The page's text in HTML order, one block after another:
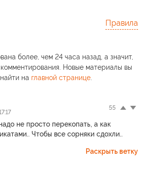
Правила
более, чем 24 часа назад, а значит,
Новые материалы вы
на главной странице.
55
не просто перекопать, а как
Чтобы все сорняки сдохли..
Раскрыть ветку